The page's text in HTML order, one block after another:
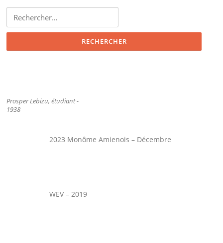
Prosper Lebizu, étudiant -
1938
2023 Monôme Amienois – Décembre
WEV – 2019